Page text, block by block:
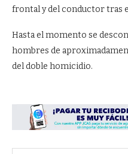
frontal y del conductor tras
Hasta el momento se
hombres de
del doble homicidio.